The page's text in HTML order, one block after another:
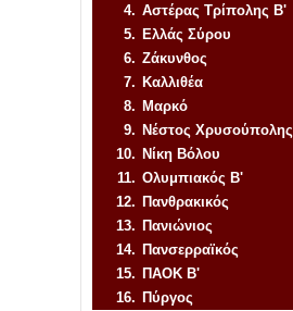
4. Αστέρας Τρίπολης Β'
5. Ελλάς Σύρου
6. Ζάκυνθος
7. Καλλιθέα
8. Μαρκό
9. Νέστος Χρυσούπολης
10. Νίκη Βόλου
11. Ολυμπιακός Β'
12. Πανθρακικός
13. Πανιώνιος
14. Πανσερραϊκός
15. ΠΑΟΚ Β'
16. Πύργος